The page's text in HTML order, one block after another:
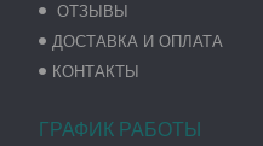
ОТЗЫВЫ
ДОСТАВКА И ОПЛАТА
КОНТАКТЫ
ГРАФИК РАБОТЫ